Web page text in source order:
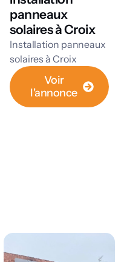
panneaux
solaires à Croix
Installation panneaux
solaires à Croix
Voir
l'annonce